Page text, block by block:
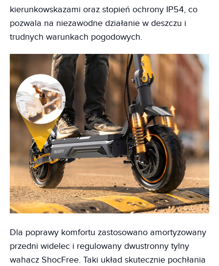
kierunkowskazami oraz stopień ochrony IP54, co
pozwala na niezawodne działanie w deszczu i
trudnych warunkach pogodowych.
Dla poprawy komfortu zastosowano amortyzowany
przedni widelec i regulowany dwustronny tylny
wahacz ShocFree. Taki układ skutecznie pochłania